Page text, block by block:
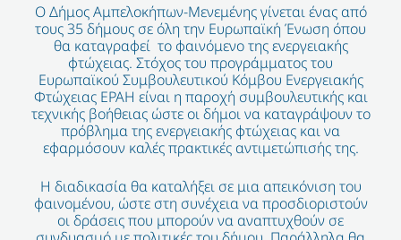
Ο Δήμος Αμπελοκήπων-Μενεμένης γίνεται ένας από
τους 35 δήμους σε όλη την Ευρωπαϊκή Ένωση όπου
θα καταγραφεί το φαινόμενο της ενεργειακής
φτώχειας. Στόχος του προγράμματος του
Ευρωπαϊκού Συμβουλευτικού Κόμβου Ενεργειακής
Φτώχειας EPAH είναι η παροχή συμβουλευτικής και
τεχνικής βοήθειας ώστε οι δήμοι να καταγράψουν το
πρόβλημα της ενεργειακής φτώχειας και να
εφαρμόσουν καλές πρακτικές αντιμετώπισής της.
Η διαδικασία θα καταλήξει σε μια απεικόνιση του
φαινομένου, ώστε στη συνέχεια να προσδιοριστούν
οι δράσεις που μπορούν να αναπτυχθούν σε